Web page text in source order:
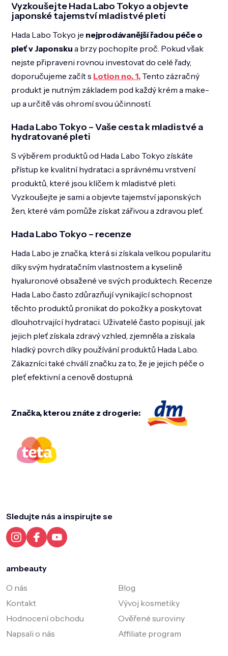
Vyzkoušejte Hada Labo Tokyo a objevte
japonské tajemství mladistvé pleti
Hada Labo Tokyo je nejprodávanější řadou péče o
pleť v Japonsku a brzy pochopíte proč. Pokud však
nejste připraveni rovnou investovat do celé řady,
doporučujeme začít s Lotion no. 1. Tento zázračný
produkt je nutným základem pod každý krém a make-
up a určitě vás ohromí svou účinností.
Hada Labo Tokyo – Vaše cesta k mladistvé a
hydratované pleti
S výběrem produktů od Hada Labo Tokyo získáte
přístup ke kvalitní hydrataci a správnému vrstvení
produktů, které jsou klíčem k mladistvé pleti.
Vyzkoušejte je sami a objevte tajemství japonských
žen, které vám pomůže získat zářivou a zdravou pleť.
Hada Labo Tokyo – recenze
Hada Labo je značka, která si získala velkou popularitu
díky svým hydratačním vlastnostem a kyselině
hyaluronové obsažené ve svých produktech. Recenze
Hada Labo často zdůrazňují vynikající schopnost
těchto produktů pronikat do pokožky a poskytovat
dlouhotrvající hydrataci. Uživatelé často popisují, jak
jejich pleť získala zdravý vzhled, zjemněla a získala
hladký povrch díky používání produktů Hada Labo.
Zákazníci také chválí značku za to, že je jejich péče o
pleť efektivní a cenově dostupná.
Značka, kterou znáte z drogerie:
Sledujte nás a inspirujte se
ambeauty
O nás
Kontakt
Hodnocení obchodu
Napsali o nás
Blog
Vývoj kosmetiky
Ověřené suroviny
Affiliate program